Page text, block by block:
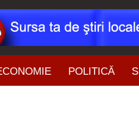
POLITICĂ